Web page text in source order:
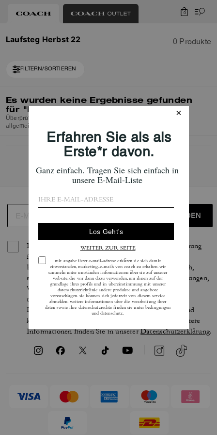
0
Laufsteg Herbst 22 0 Produkte
FILTERN/SORTIEREN
Es wurden keine Ergebnisse gefunden
für "Laufsteg Herbst 22"
Überprüfen Sie die Rechtschreibung oder verwenden Sie einen
allgemeineren Suchbegriff und versuchen Sie es erneut.
ANMELDEN
Indem Sie sich anmelden, erteilen Sie Ihre Zustimmung
für den Erhalt von E-Mails über die neuesten
Kollektionen, Angebote und Neuigkeiten von Coach,
sowie Informationen darüber, wie Sie an Veranstaltungen,
Wettbewerben oder Werbekampagnen von Coach
teilnehmen können. Im Rahmen der geltenden
Datenschutzgesetze haben Sie bestimmte Rechte und
können Ihre Einwilligung jederzeit widerrufen. Weitere
Informationen finden Sie in unsererDatenschutzerklärung.